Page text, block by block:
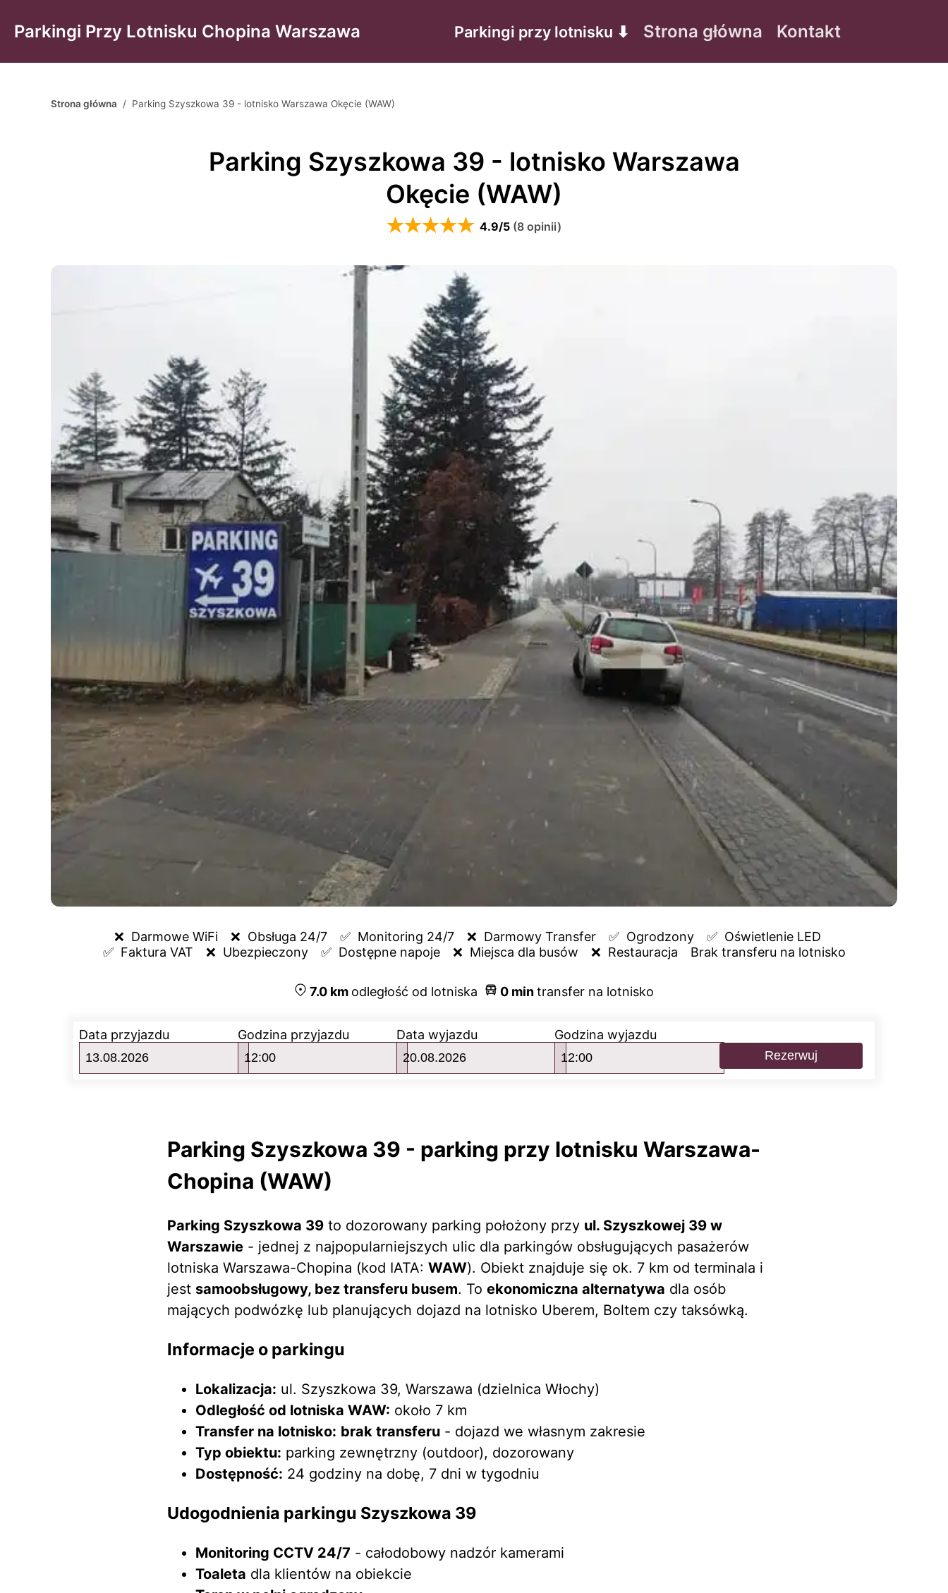
Parkingi Przy Lotnisku Chopina Warszawa Parkingi przy lotnisku ⬇ Strona główna Kontakt
Strona główna / Parking Szyszkowa 39 - lotnisko Warszawa Okęcie (WAW)
Parking Szyszkowa 39 - lotnisko Warszawa
Okęcie (WAW)
4.9/5 (8 opinii)
❌ Darmowe WiFi ❌ Obsługa 24/7 ✅ Monitoring 24/7 ❌ Darmowy Transfer ✅ Ogrodzony ✅ Oświetlenie LED
✅ Faktura VAT ❌ Ubezpieczony ✅ Dostępne napoje ❌ Miejsca dla busów ❌ Restauracja Brak transferu na lotnisko
7.0 km odległość od lotniska 0 mintransfer na lotnisko
Data przyjazdu Godzina przyjazdu Data wyjazdu Godzina wyjazdu
Rezerwuj
Parking Szyszkowa 39 - parking przy lotnisku Warszawa-
Chopina (WAW)
Parking Szyszkowa 39 to dozorowany parking położony przy ul. Szyszkowej 39 w
Warszawie - jednej z najpopularniejszych ulic dla parkingów obsługujących pasażerów
lotniska Warszawa-Chopina (kod IATA: WAW). Obiekt znajduje się ok. 7 km od terminala i
jest samoobsługowy, bez transferu busem. To ekonomiczna alternatywa dla osób
mających podwózkę lub planujących dojazd na lotnisko Uberem, Boltem czy taksówką.
Informacje o parkingu
Lokalizacja: ul. Szyszkowa 39, Warszawa (dzielnica Włochy)
Odległość od lotniska WAW: około 7 km
Transfer na lotnisko: brak transferu - dojazd we własnym zakresie
Typ obiektu: parking zewnętrzny (outdoor), dozorowany
Dostępność: 24 godziny na dobę, 7 dni w tygodniu
Udogodnienia parkingu Szyszkowa 39
Monitoring CCTV 24/7 - całodobowy nadzór kamerami
Toaleta dla klientów na obiekcie